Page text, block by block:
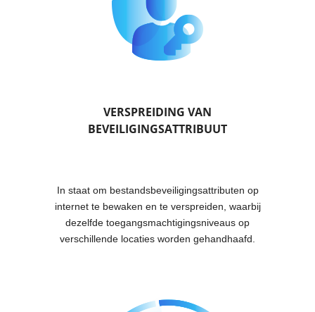
VERSPREIDING VAN
BEVEILIGINGSATTRIBUUT
In staat om bestandsbeveiligingsattributen op
internet te bewaken en te verspreiden, waarbij
dezelfde toegangsmachtigingsniveaus op
verschillende locaties worden gehandhaafd.